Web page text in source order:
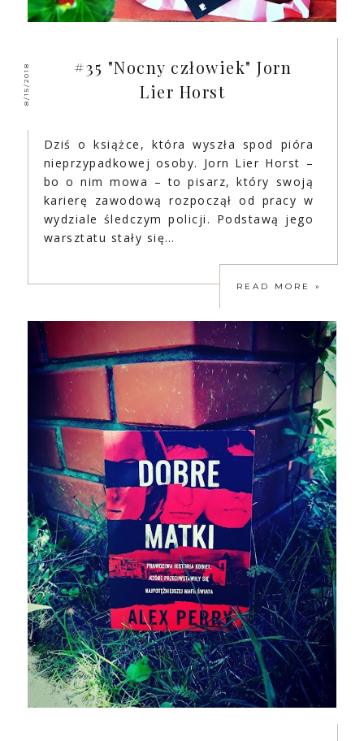
8/15/2018
#35 "Nocny człowiek" Jorn
Lier Horst
Dziś o książce, która wyszła spod pióra
nieprzypadkowej osoby. Jorn Lier Horst –
bo o nim mowa – to pisarz, który swoją
karierę zawodową rozpoczął od pracy w
wydziale śledczym policji. Podstawą jego
warsztatu stały się…
READ MORE »